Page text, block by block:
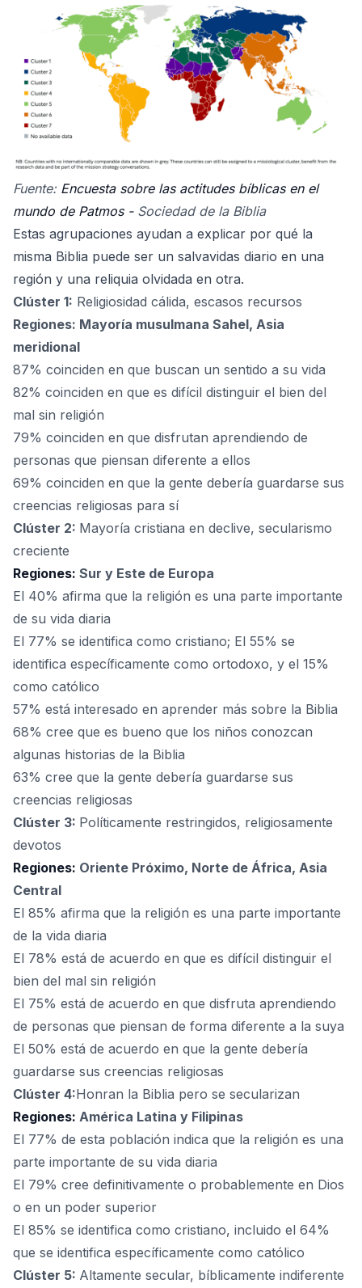
Fuente: Encuesta sobre las actitudes bíblicas en el
mundo de Patmos - Sociedad de la Biblia
Estas agrupaciones ayudan a explicar por qué la
misma Biblia puede ser un salvavidas diario en una
región y una reliquia olvidada en otra.
Clúster 1: Religiosidad cálida, escasos recursos
Regiones: Mayoría musulmana Sahel, Asia
meridional
87% coinciden en que buscan un sentido a su vida
82% coinciden en que es difícil distinguir el bien del
mal sin religión
79% coinciden en que disfrutan aprendiendo de
personas que piensan diferente a ellos
69% coinciden en que la gente debería guardarse sus
creencias religiosas para sí
Clúster 2: Mayoría cristiana en declive, secularismo
creciente
Regiones: Sur y Este de Europa
El 40% afirma que la religión es una parte importante
de su vida diaria
El 77% se identifica como cristiano; El 55% se
identifica específicamente como ortodoxo, y el 15%
como católico
57% está interesado en aprender más sobre la Biblia
68% cree que es bueno que los niños conozcan
algunas historias de la Biblia
63% cree que la gente debería guardarse sus
creencias religiosas
Clúster 3: Políticamente restringidos, religiosamente
devotos
Regiones: Oriente Próximo, Norte de África, Asia
Central
El 85% afirma que la religión es una parte importante
de la vida diaria
El 78% está de acuerdo en que es difícil distinguir el
bien del mal sin religión
El 75% está de acuerdo en que disfruta aprendiendo
de personas que piensan de forma diferente a la suya
El 50% está de acuerdo en que la gente debería
guardarse sus creencias religiosas
Clúster 4:Honran la Biblia pero se secularizan
Regiones: América Latina y Filipinas
El 77% de esta población indica que la religión es una
parte importante de su vida diaria
El 79% cree definitivamente o probablemente en Dios
o en un poder superior
El 85% se identifica como cristiano, incluido el 64%
que se identifica específicamente como católico
Clúster 5: Altamente secular, bíblicamente indiferente